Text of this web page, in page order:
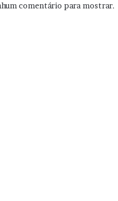
comentário para mostrar.